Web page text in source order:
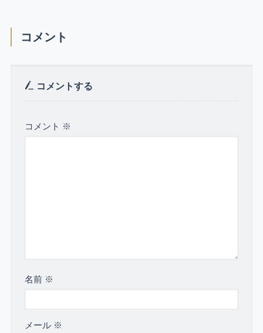
コメント
コメントする
コメント ※
名前 ※
メール ※